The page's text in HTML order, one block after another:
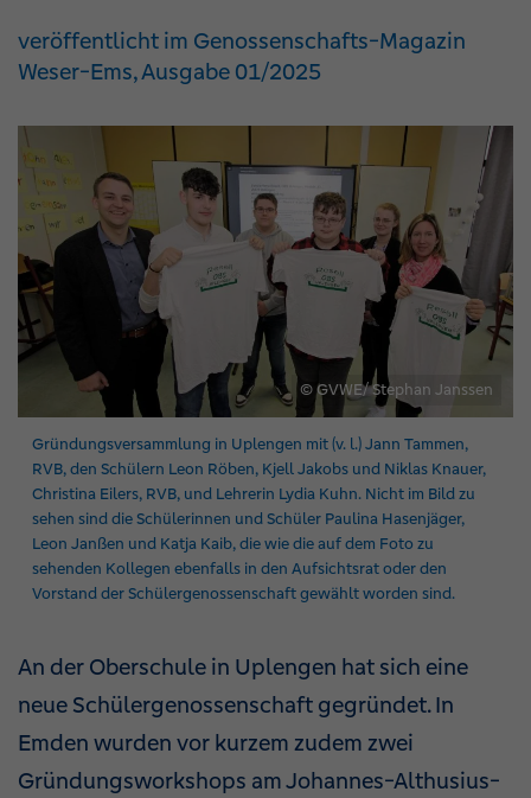
veröffentlicht im Genossenschafts-Magazin
Weser-Ems, Ausgabe 01/2025
© GVWE/ Stephan Janssen
Gründungsversammlung in Uplengen mit (v. l.) Jann Tammen,
RVB, den Schülern Leon Röben, Kjell Jakobs und Niklas Knauer,
Christina Eilers, RVB, und Lehrerin Lydia Kuhn. Nicht im Bild zu
sehen sind die Schülerinnen und Schüler Paulina Hasenjäger,
Leon Janßen und Katja Kaib, die wie die auf dem Foto zu
sehenden Kollegen ebenfalls in den Aufsichtsrat oder den
Vorstand der Schülergenossenschaft gewählt worden sind.
An der Oberschule in Uplengen hat sich eine
neue Schülergenossenschaft gegründet. In
Emden wurden vor kurzem zudem zwei
Gründungsworkshops am Johannes-Althusius-